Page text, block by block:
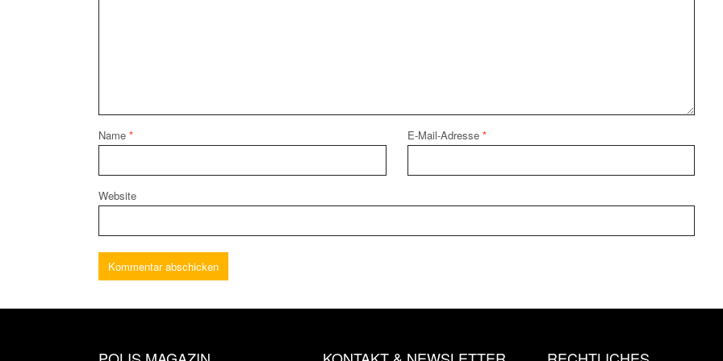
Name * E-Mail-Adresse *
Website